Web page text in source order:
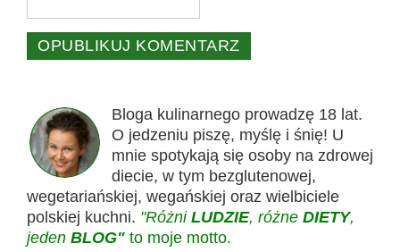
Bloga kulinarnego prowadzę 18 lat.
O jedzeniu piszę, myślę i śnię! U
mnie spotykają się osoby na zdrowej
diecie, w tym bezglutenowej,
wegetariańskiej, wegańskiej oraz wielbiciele
polskiej kuchni. "Różni LUDZIE, różne DIETY,
jeden BLOG" to moje motto.